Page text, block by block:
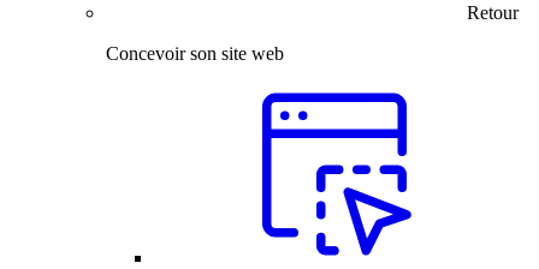
Retour
Concevoir son site web